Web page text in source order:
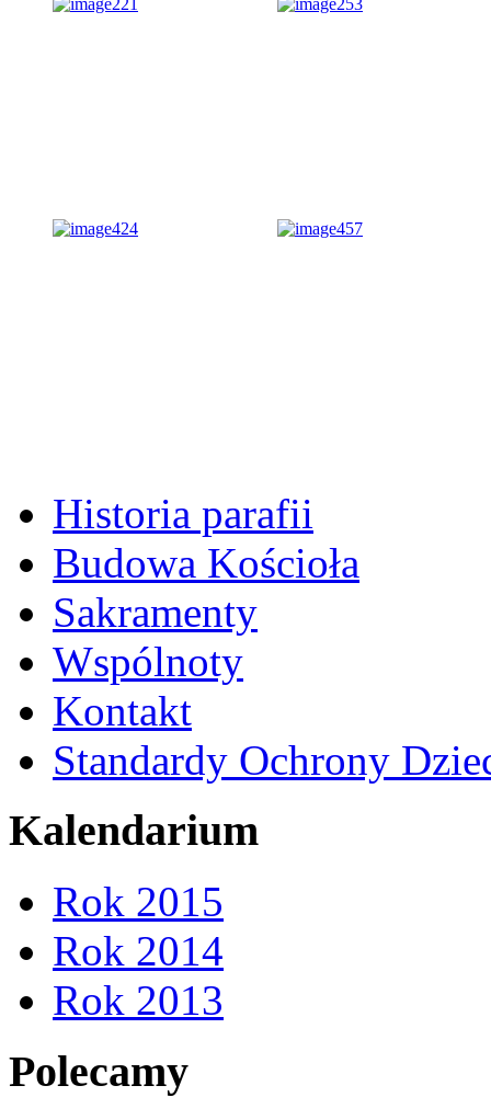
Historia parafii
Budowa Kościoła
Sakramenty
Wspólnoty
Kontakt
Standardy Ochrony
Kalendarium
Rok 2015
Rok 2014
Rok 2013
Polecamy